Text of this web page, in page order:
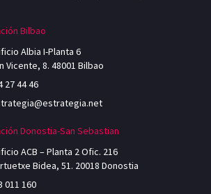
Bilbao
Albia I-Planta 6
Vicente, 8. 48001 Bilbao
27 44 46
Donostia-San Sebastian
ACB – Planta 2 Ofic. 216
Bidea, 51. 20018 Donostia
011 160